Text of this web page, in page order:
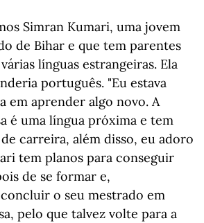
Simran Kumari, uma jovem
de Bihar e que tem parentes
línguas estrangeiras. Ela
português. "Eu estava
em aprender algo novo. A
é uma língua próxima e tem
carreira, além disso, eu adoro
tem planos para conseguir
de se formar e,
o seu mestrado em
pelo que talvez volte para a